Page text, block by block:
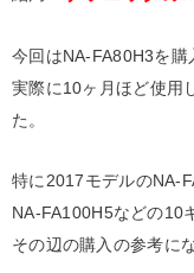
今回はNA-FA80H3を購
実際に10ヶ月ほど使用
た。
特に2017モデルのNA-
NA-FA100H5などの10
その辺の購入の参考に